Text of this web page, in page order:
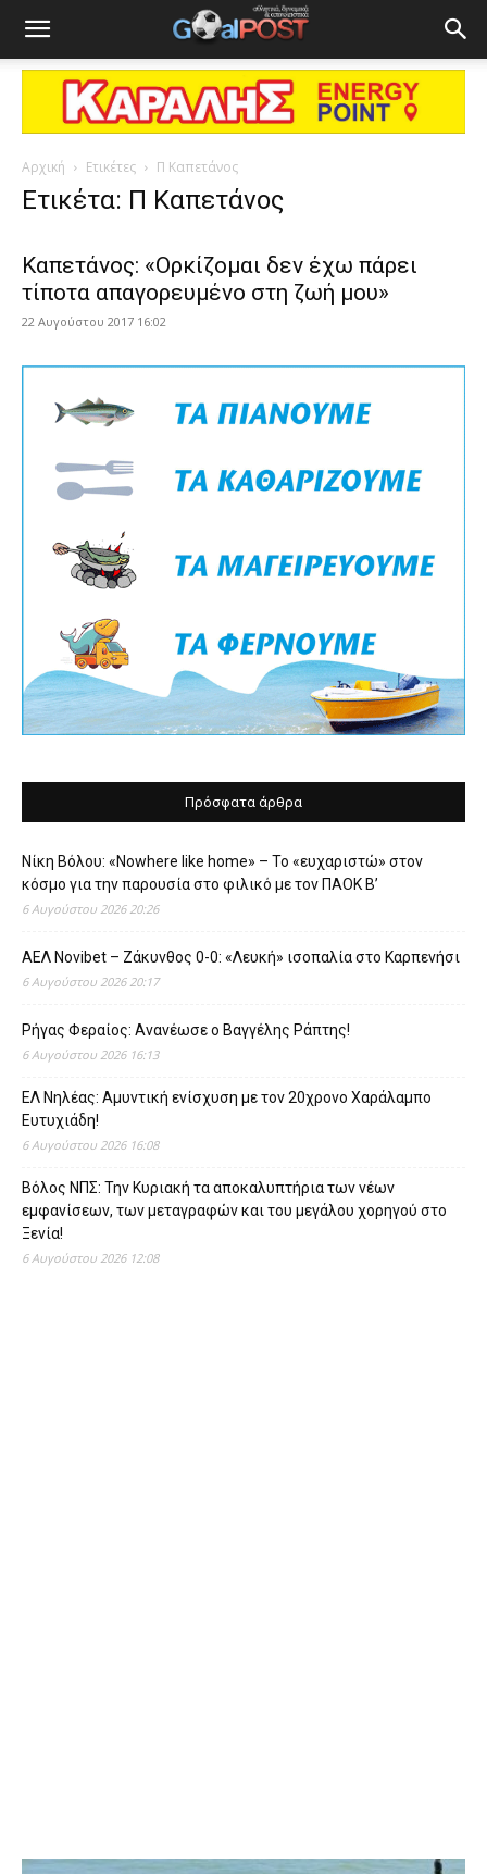
Αρχική Ετικέτες Π Καπετάνος
Ετικέτα: Π Καπετάνος
Καπετάνος: «Ορκίζομαι δεν έχω πάρει
τίποτα απαγορευμένο στη ζωή μου»
22 Αυγούστου 2017 16:02
Πρόσφατα άρθρα
Νίκη Βόλου: «Nowhere like home» – Το «ευχαριστώ» στον
κόσμο για την παρουσία στο φιλικό με τον ΠΑΟΚ Β’
6 Αυγούστου 2026 20:26
ΑΕΛ Novibet – Ζάκυνθος 0-0: «Λευκή» ισοπαλία στο Καρπενήσι
6 Αυγούστου 2026 20:17
Ρήγας Φεραίος: Ανανέωσε ο Βαγγέλης Ράπτης!
6 Αυγούστου 2026 16:13
ΕΛ Νηλέας: Αμυντική ενίσχυση με τον 20χρονο Χαράλαμπο
Ευτυχιάδη!
6 Αυγούστου 2026 16:08
Βόλος ΝΠΣ: Την Κυριακή τα αποκαλυπτήρια των νέων
εμφανίσεων, των μεταγραφών και του μεγάλου χορηγού στο
Ξενία!
6 Αυγούστου 2026 12:08